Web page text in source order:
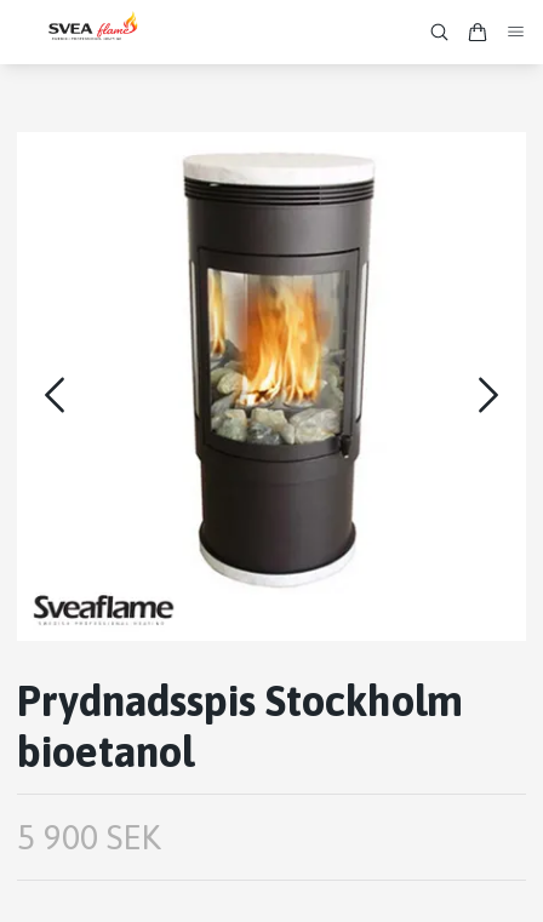
Prydnadsspis Stockholm
bioetanol
5 900 SEK